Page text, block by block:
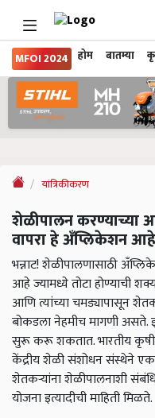
MFOI 2024 होम बातम्या
यांत्रिकीकरण
शेळीपालन करण्याच्या
वापरा हे अँप्लिकेशन
भन्नाट! शेळीपालणासाठी
आहे ज्यामध्ये तोटा होण्याची
आणि त्यांच्या चमड्यापासून
बोकडला नेहमीच मागणी
सुरू करू शकतात. भारतीय कृषी
केंद्रीय शेळी संशोधन संस्थेने
शेतकऱ्यांना शेळीपालनाशी
योजना इत्यादीची माहिती मिळते.